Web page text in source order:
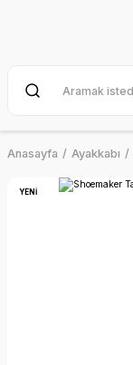
Anasayfa Ayakkabı
YENİ